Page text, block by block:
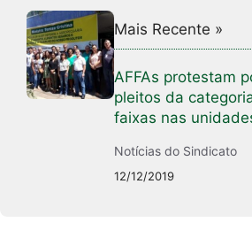
Mais Recente »
AFFAs protestam
pleitos da
faixas nas
Notícias do Sindicato
12/12/2019